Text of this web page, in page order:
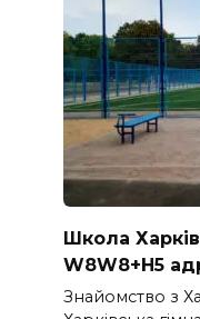
Школа
W8W8+H5
Знайомство з